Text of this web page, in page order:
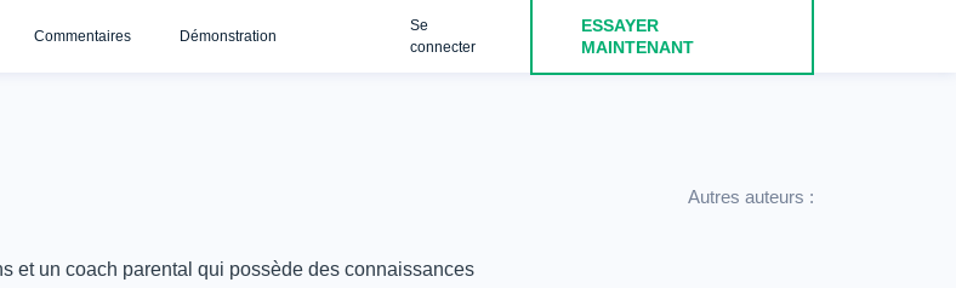
Commentaires Démonstration
Se
connecter
ESSAYER
MAINTENANT
et un coach parental qui possède des connaissances
Autres auteurs :